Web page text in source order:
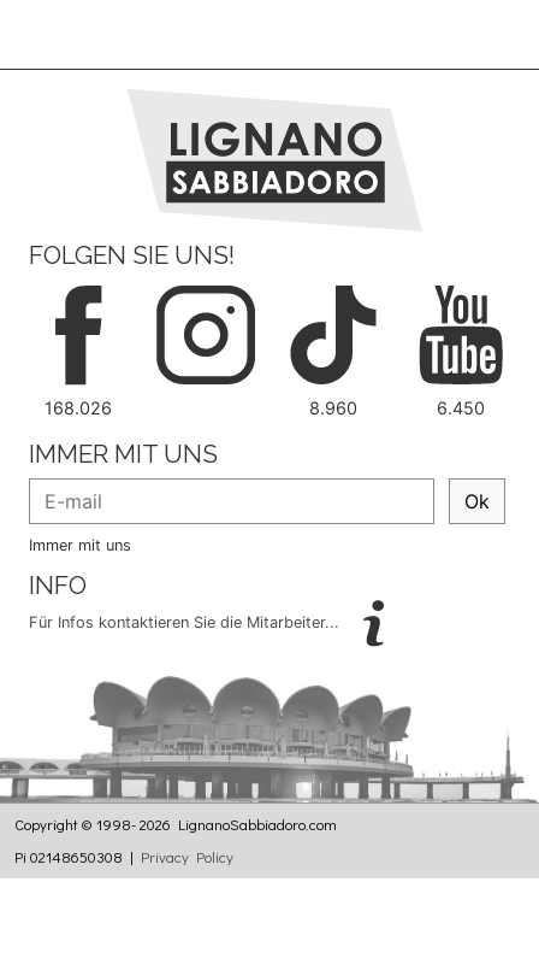
FOLGEN SIE UNS!
168.026 8.960 6.450
IMMER MIT UNS
Ok
Immer mit uns
INFO
Für Infos kontaktieren Sie die Mitarbeiter...
Copyright © 1998- 2026 LignanoSabbiadoro.com
Pi 02148650308 | Privacy Policy